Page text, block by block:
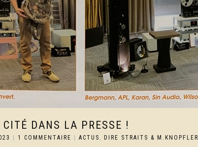
CITÉ DANS LA PRESSE !
1 COMMENTAIRE ACTUS , DIRE STRAITS & M.KNOPFLER